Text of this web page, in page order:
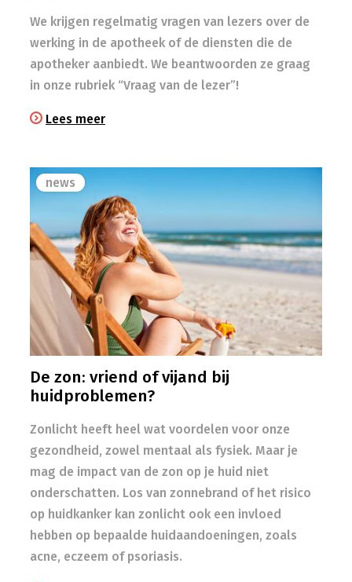
We krijgen regelmatig vragen van lezers over de
werking in de apotheek of de diensten die de
apotheker aanbiedt. We beantwoorden ze graag
in onze rubriek “Vraag van de lezer”!
Lees meer
news
De zon: vriend of vijand bij
huidproblemen?
Zonlicht heeft heel wat voordelen voor onze
gezondheid, zowel mentaal als fysiek. Maar je
mag de impact van de zon op je huid niet
onderschatten. Los van zonnebrand of het risico
op huidkanker kan zonlicht ook een invloed
hebben op bepaalde huidaandoeningen, zoals
acne, eczeem of psoriasis.